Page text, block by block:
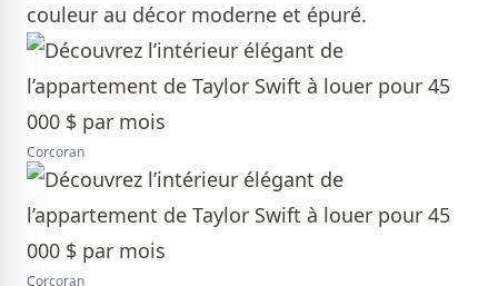
couleur au décor moderne et épuré.
Corcoran
Corcoran